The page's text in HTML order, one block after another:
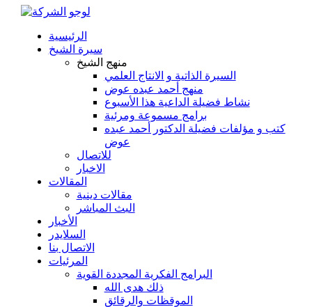
الرئيسية
سيرة الشيخ
منهج الشيخ
السيرة الذاتية و الانتاج العلمي
منهج أحمد عبده عوض
نشاط فضيلة الداعية هذا الأسبوع
برامج مسموعة ومرئية
كتب و مؤلفات فضيلة الدكتور أحمد عبده
عوض
للاتصال
الاخبار
المقالات
مقالات دينية
البث المباشر
الأخبار
السلايدر
الاتصال بنا
المرئيات
البرامج الفكرية المجددة القوية
ذلك هدى الله
الموقظات والرقائق